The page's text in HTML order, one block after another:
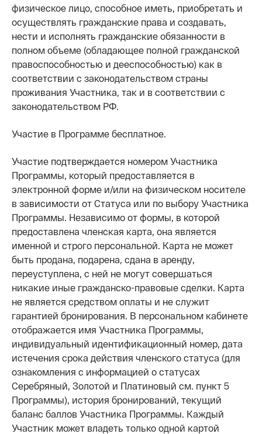
физическое лицо, способное иметь, приобретать и
осуществлять гражданские права и создавать,
нести и исполнять гражданские обязанности в
полном объеме (обладающее полной гражданской
правоспособностью и дееспособностью) как в
соответствии с законодательством страны
проживания Участника, так и в соответствии с
законодательством РФ.
Участие в Программе бесплатное.
Участие подтверждается номером Участника
Программы, который предоставляется в
электронной форме и/или на физическом носителе
в зависимости от Статуса или по выбору Участника
Программы. Независимо от формы, в которой
предоставлена членская карта, она является
именной и строго персональной. Карта не может
быть продана, подарена, сдана в аренду,
переуступлена, с ней не могут совершаться
никакие иные гражданско-правовые сделки. Карта
не является средством оплаты и не служит
гарантией бронирования. В персональном кабинете
отображается имя Участника Программы,
индивидуальный идентификационный номер, дата
истечения срока действия членского статуса (для
ознакомления с информацией о статусах
Серебряный, Золотой и Платиновый см. пункт 5
Программы), история бронирований, текущий
баланс баллов Участника Программы. Каждый
Участник может владеть только одной картой